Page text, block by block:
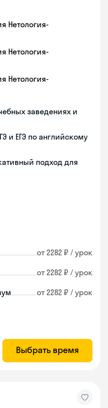
Нетология-
Нетология-
Нетология-
заведениях и
и ЕГЭ по английскому
подход для
от 2282 ₽ / урок
от 2282 ₽ / урок
от 2282 ₽ / урок
Выбрать время